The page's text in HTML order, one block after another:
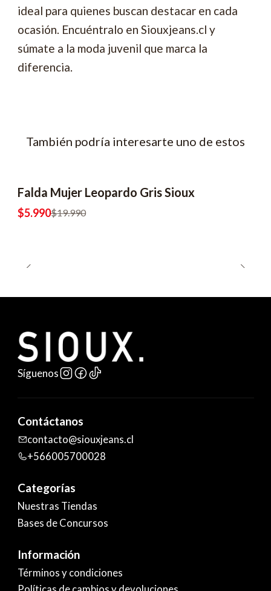
ideal para quienes buscan destacar en cada
ocasión. Encuéntralo en Siouxjeans.cl y
súmate a la moda juvenil que marca la
diferencia.
También podría interesarte uno de estos
-70% OFF
Falda Mujer Leopardo Gris Sioux
$5.990$19.990
Síguenos
Contáctanos
contacto@siouxjeans.cl
+566005700028
Categorías
Nuestras Tiendas
Bases de Concursos
Información
Términos y condiciones